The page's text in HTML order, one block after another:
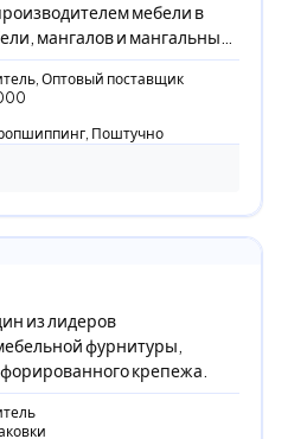
мебели в
мангалов и мангальных
Оптовый поставщик
Поштучно
из лидеров
фурнитуры,
крепежа.